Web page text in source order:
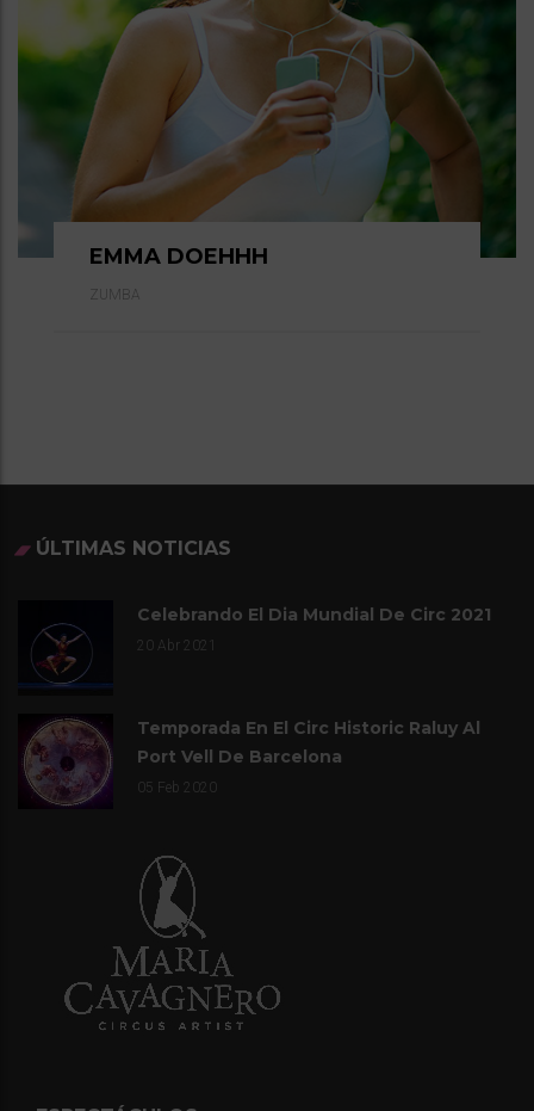
EMMA DOEHHH
ZUMBA
ÚLTIMAS NOTICIAS
Celebrando El Dia Mundial De Circ 2021
20 Abr 2021
Temporada En El Circ Historic Raluy Al
Port Vell De Barcelona
05 Feb 2020